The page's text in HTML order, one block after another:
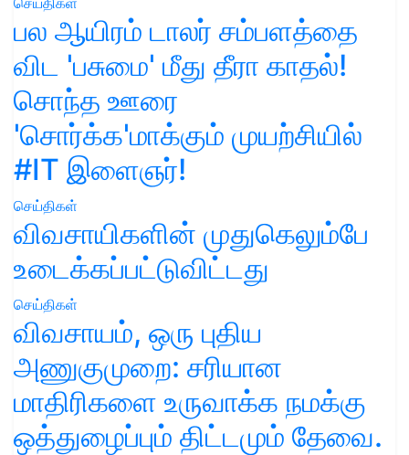
பல ஆயிரம் டாலர் சம்பளத்தை
விட 'பசுமை' மீது தீரா காதல்!
சொந்த ஊரை
'சொர்க்க'மாக்கும் முயற்சியில்
#IT இளைஞர்!
செய்திகள்
விவசாயிகளின் முதுகெலும்பே
உடைக்கப்பட்டுவிட்டது
செய்திகள்
விவசாயம், ஒரு புதிய
அணுகுமுறை: சரியான
மாதிரிகளை உருவாக்க நமக்கு
ஒத்துழைப்பும் திட்டமும் தேவை.